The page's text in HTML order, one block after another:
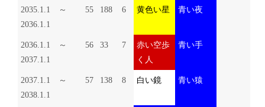
2035.1.1 ～
2036.1.1
55 188 6 黄色い星 青い夜
2036.1.1 ～
2037.1.1
56 33 7
赤い空歩
く人
青い手
2037.1.1 ～
2038.1.1
57 138 8 白い鏡 青い猿